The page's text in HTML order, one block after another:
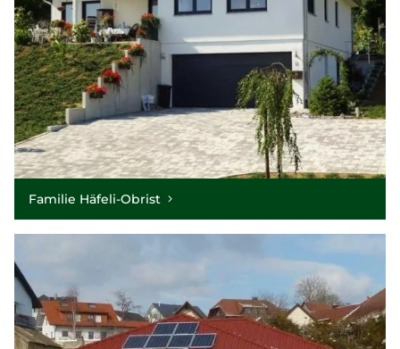
Familie Häfeli-Obrist